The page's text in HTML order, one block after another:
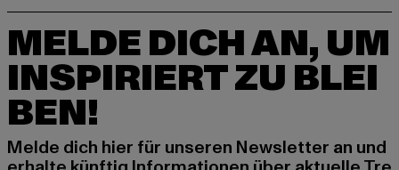
MELDE DICH AN, UM
INSPIRIERT ZU BLEI
BEN!
Melde dich hier für unseren Newsletter an und